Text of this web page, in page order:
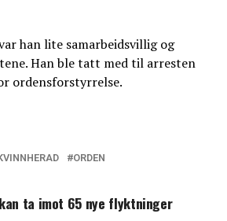
han lite samarbeidsvillig og
Han ble tatt med til arresten
ordensforstyrrelse.
ORDEN
ta imot 65 nye flyktninger